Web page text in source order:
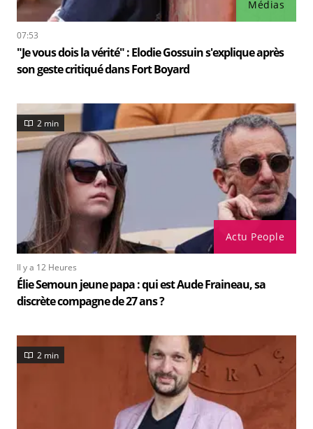
Médias
07:53
"Je vous dois la vérité" : Elodie Gossuin s'explique après
son geste critiqué dans Fort Boyard
Actu People
2 min
Il y a 12 Heures
Élie Semoun jeune papa : qui est Aude Fraineau, sa
discrète compagne de 27 ans ?
2 min